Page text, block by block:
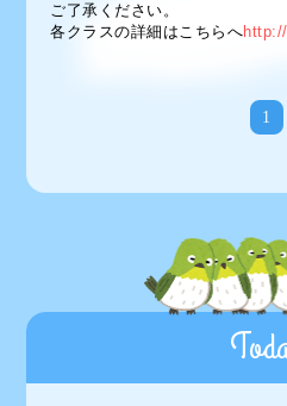
ご了承ください。
各クラスの詳細はこちらへ
1